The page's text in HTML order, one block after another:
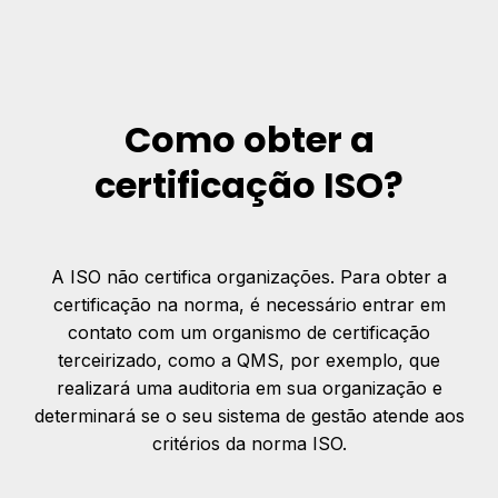
Como obter a
certificação ISO?
A ISO não certifica organizações. Para obter a
certificação na norma, é necessário entrar em
contato com um organismo de certificação
terceirizado, como a QMS, por exemplo, que
realizará uma auditoria em sua organização e
determinará se o seu sistema de gestão atende aos
critérios da norma ISO.